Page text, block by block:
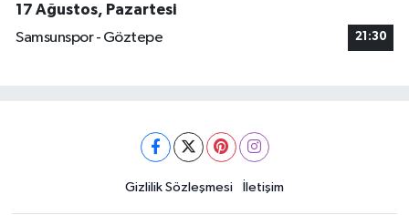
17 Ağustos, Pazartesi
Samsunspor - Göztepe
21:30
Gizlilik Sözleşmesi İletişim